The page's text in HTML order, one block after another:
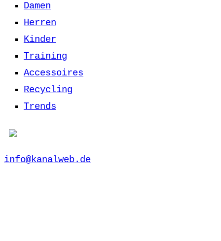
Damen
Herren
Kinder
Training
Accessoires
Recycling
Trends
info@kanalweb.de